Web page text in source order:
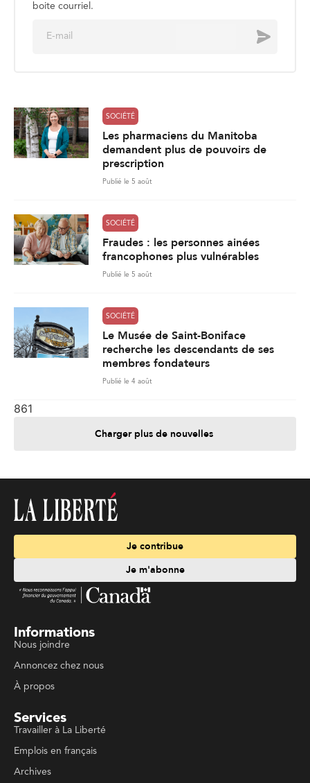
boite courriel.
Envoyer
SOCIÉTÉ
Les pharmaciens du Manitoba
demandent plus de pouvoirs de
prescription
Publié le 5 août
SOCIÉTÉ
Fraudes : les personnes ainées
francophones plus vulnérables
Publié le 5 août
SOCIÉTÉ
Le Musée de Saint-Boniface
recherche les descendants de ses
membres fondateurs
Publié le 4 août
861
Charger plus de nouvelles
Je contribue
Je m'abonne
Informations
Nous joindre
Annoncez chez nous
À propos
Services
Travailler à La Liberté
Emplois en français
Archives